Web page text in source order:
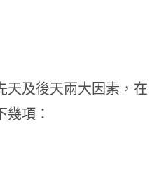
天及後天兩大因素，在
項：